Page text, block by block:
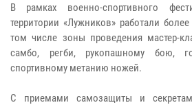
​​​​​​​В рамках военно-спортивного
территории «Лужников» работали
том числе зоны проведения мастер-
самбо, регби, рукопашному бою,
спортивному метанию ножей.
​​​​​​​С приемами самозащиты и